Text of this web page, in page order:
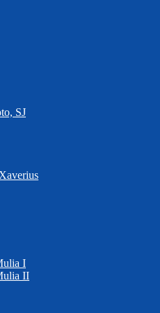
SJ
I
II